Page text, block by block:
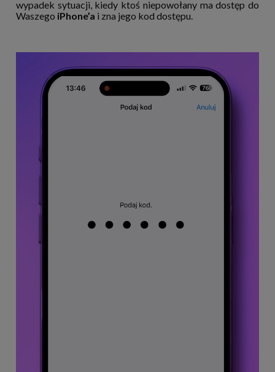
wypadek sytuacji, kiedy ktoś niepowołany ma dostęp do
Waszego iPhone’a i zna jego kod dostępu.